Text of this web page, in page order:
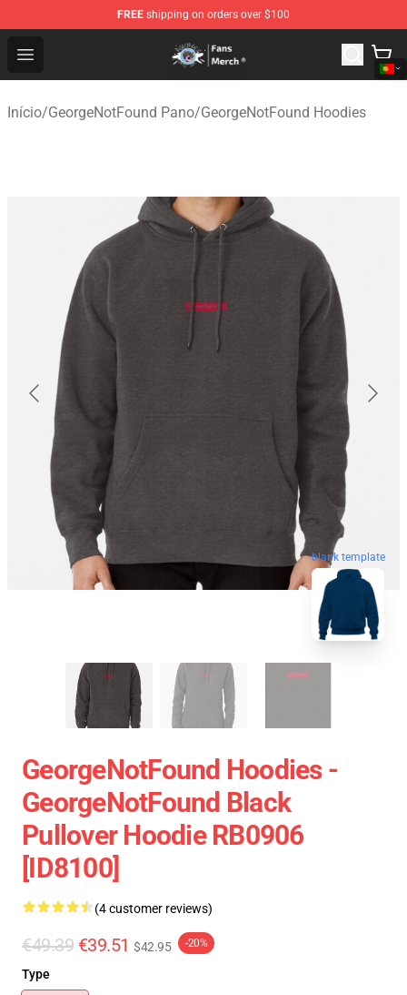
FREE shipping on orders over $100
Open menu
GeorgeNotFound Store - Official GeorgeNotFound
Início/GeorgeNotFound Pano/GeorgeNotFound Hoodies
blank template
GeorgeNotFound Hoodies -
GeorgeNotFound Black
Pullover Hoodie RB0906
[ID8100]
(4 customer reviews)
€49.39 €39.51 $42.95 -20%
Type